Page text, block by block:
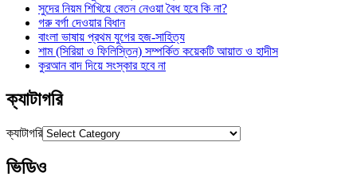
সুদের নিয়ম শিখিয়ে বেতন নেওয়া বৈধ হবে কি না?
গরু বর্গা দেওয়ার বিধান
বাংলা ভাষায় প্রথম যুগের হজ-সাহিত্য
শাম (সিরিয়া ও ফিলিস্তিন) সম্পর্কিত কয়েকটি আয়াত ও হাদীস
কুরআন বাদ দিয়ে সংস্কার হবে না
ক্যাটাগরি
ক্যাটাগরি
ভিডিও